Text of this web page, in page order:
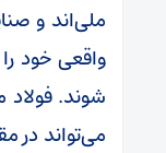
ملی‌اند و
واقعی خود
شوند. فولاد
می‌تواند در